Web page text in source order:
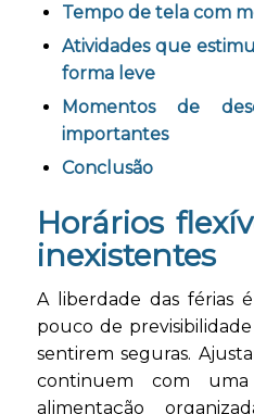
Tempo de tela com
Atividades que
forma leve
Momentos de
importantes
Conclusão
Horários
inexistentes
A liberdade das férias
pouco de
sentirem seguras.
continuem com
alimentação